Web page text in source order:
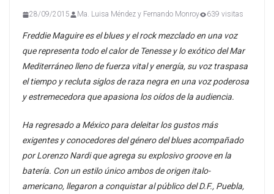
28/09/2015 Ma. Luisa Méndez y Fernando Monroy 639 visitas
Freddie Maguire es el blues y el rock mezclado en una voz
que representa todo el calor de Tenesse y lo exótico del Mar
Mediterráneo lleno de fuerza vital y energía, su voz traspasa
el tiempo y recluta siglos de raza negra en una voz poderosa
y estremecedora que apasiona los oídos de la audiencia.
Ha regresado a México para deleitar los gustos más
exigentes y conocedores del género del blues acompañado
por Lorenzo Nardi que agrega su explosivo groove en la
batería. Con un estilo único ambos de origen italo-
americano, llegaron a conquistar al público del D.F., Puebla,